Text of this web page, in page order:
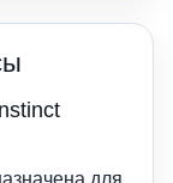
для